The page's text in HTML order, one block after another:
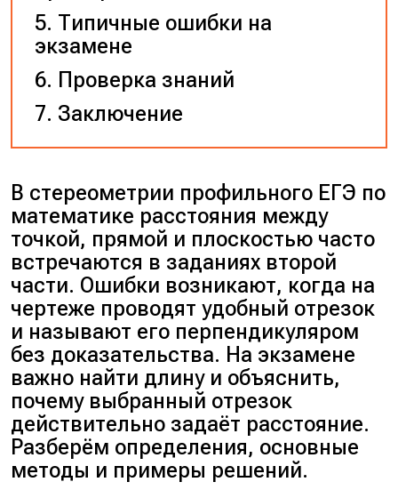
Типичные ошибки на
экзамене
Проверка знаний
Заключение
В стереометрии профильного ЕГЭ по
математике расстояния между
точкой, прямой и плоскостью часто
встречаются в заданиях второй
части. Ошибки возникают, когда на
чертеже проводят удобный отрезок
и называют его перпендикуляром
без доказательства. На экзамене
важно найти длину и объяснить,
почему выбранный отрезок
действительно задаёт расстояние.
Разберём определения, основные
методы и примеры решений.